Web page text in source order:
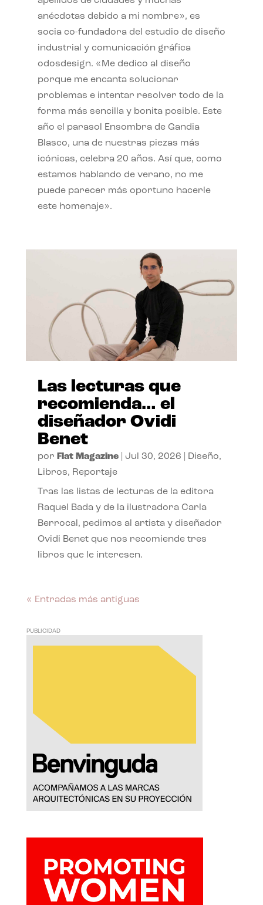
anécdotas debido a mi nombre», es
socia co-fundadora del estudio de diseño
industrial y comunicación gráfica
odosdesign. «Me dedico al diseño
porque me encanta solucionar
problemas e intentar resolver todo de la
forma más sencilla y bonita posible. Este
año el parasol Ensombra de Gandia
Blasco, una de nuestras piezas más
icónicas, celebra 20 años. Así que, como
estamos hablando de verano, no me
puede parecer más oportuno hacerle
este homenaje».
Las lecturas que
recomienda… el
diseñador Ovidi
Benet
por Flat Magazine| Jul 30, 2026 Diseño,
Libros, Reportaje
Tras las listas de lecturas de la editora
Raquel Bada y de la ilustradora Carla
Berrocal, pedimos al artista y diseñador
Ovidi Benet que nos recomiende tres
libros que le interesen.
« Entradas más antiguas
PUBLICIDAD